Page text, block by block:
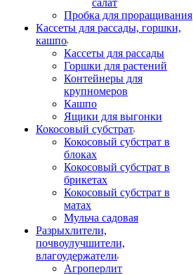
салат
Пробка для проращивания
Кассеты для рассады, горшки,
кашпо
Кассеты для рассады
Горшки для растений
Контейнеры для
крупномеров
Кашпо
Ящики для выгонки
Кокосовый субстрат
Кокосовый субстрат в
блоках
Кокосовый субстрат в
брикетах
Кокосовый субстрат в
матах
Мульча садовая
Разрыхлители,
почвоулучшители,
влагоудержатели
Агроперлит